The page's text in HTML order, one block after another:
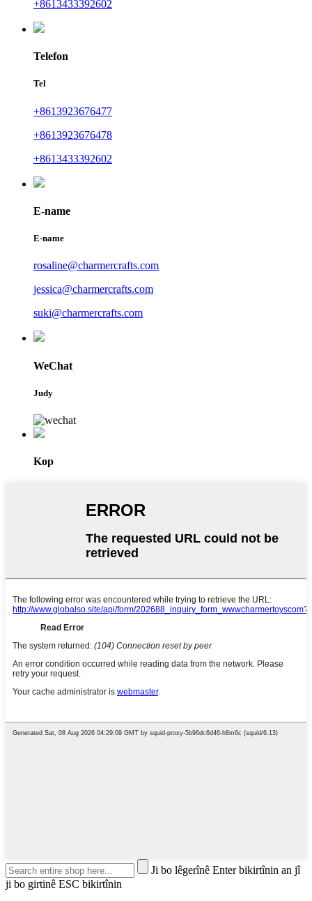
+8613433392602
Telefon
Tel
+8613923676477
+8613923676478
+8613433392602
E-name
E-name
rosaline@charmercrafts.com
jessica@charmercrafts.com
suki@charmercrafts.com
WeChat
Judy
Kop
Ji bo lêgerînê Enter bikirtînin an jî
ji bo girtinê ESC bikirtînin